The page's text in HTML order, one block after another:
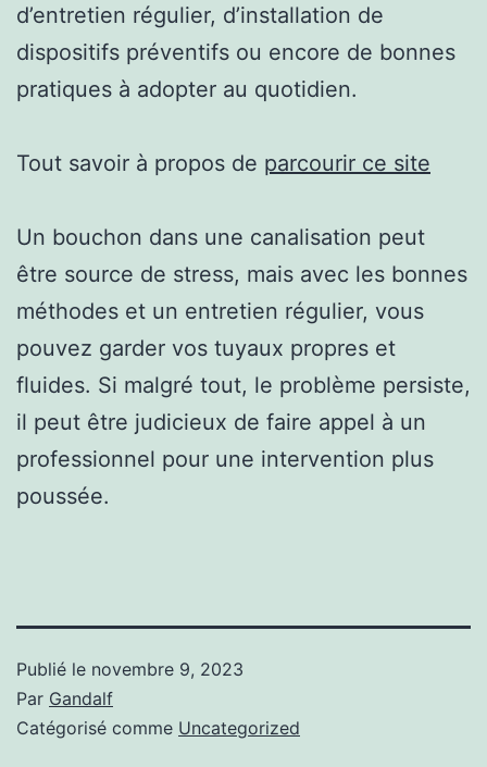
d’entretien régulier, d’installation de
dispositifs préventifs ou encore de bonnes
pratiques à adopter au quotidien.
Tout savoir à propos de parcourir ce site
Un bouchon dans une canalisation peut
être source de stress, mais avec les bonnes
méthodes et un entretien régulier, vous
pouvez garder vos tuyaux propres et
fluides. Si malgré tout, le problème persiste,
il peut être judicieux de faire appel à un
professionnel pour une intervention plus
poussée.
Publié le novembre 9, 2023
Par Gandalf
Catégorisé comme Uncategorized